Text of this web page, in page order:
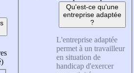
Qu'est-ce qu'une
entreprise adaptée
?
L'entreprise adaptée
permet à un travailleur
en situation de
handicap d'exercer